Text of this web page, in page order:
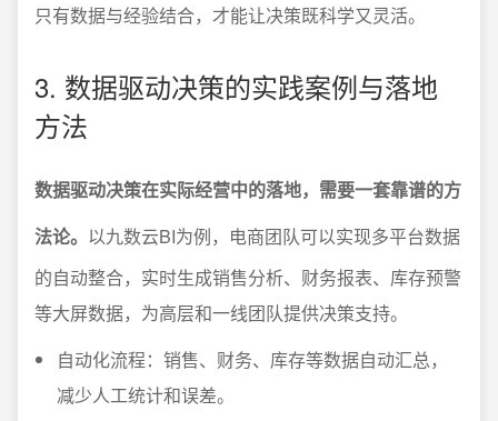
只有数据与经验结合，才能让决策既科学又灵活。
3. 数据驱动决策的实践案例与落地
方法
数据驱动决策在实际经营中的落地，需要一套靠谱的方
法论。 以九数云BI为例，电商团队可以实现多平台数据
的自动整合，实时生成销售分析、财务报表、库存预警
等大屏数据，为高层和一线团队提供决策支持。
自动化流程：销售、财务、库存等数据自动汇总，
减少人工统计和误差。